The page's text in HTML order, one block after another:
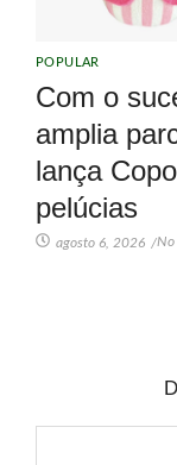
POPULAR
Com o
amplia
lança
pelúcias
agosto 6, 2026 /No